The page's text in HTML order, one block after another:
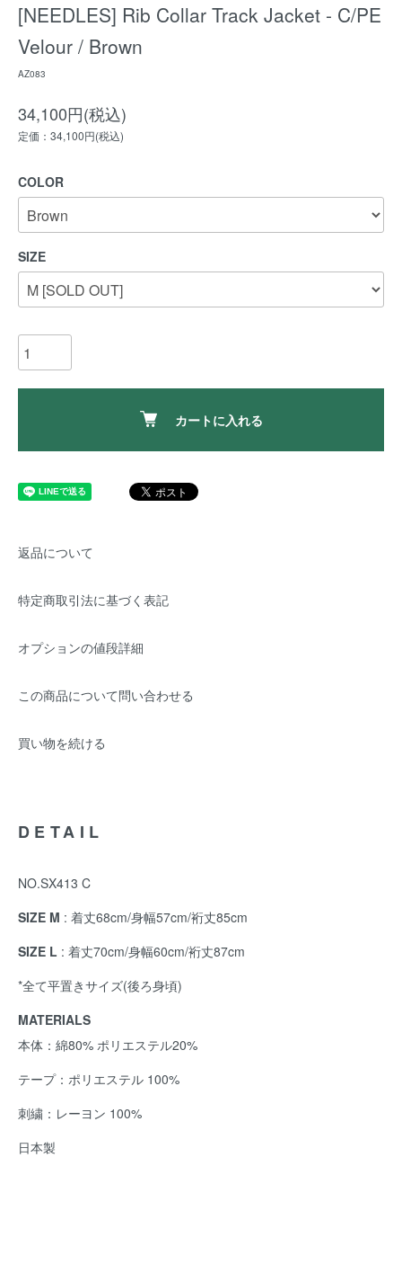
[NEEDLES] Rib Collar Track Jacket - C/PE
Velour / Brown
AZ083
34,100円(税込)
定価：34,100円(税込)
COLOR
SIZE
カートに入れる
返品について
特定商取引法に基づく表記
オプションの値段詳細
この商品について問い合わせる
買い物を続ける
DETAIL
NO.SX413 C
SIZE M : 着丈68cm/身幅57cm/裄丈85cm
SIZE L : 着丈70cm/身幅60cm/裄丈87cm
*全て平置きサイズ(後ろ身頃)
MATERIALS
本体：綿80% ポリエステル20%
テープ：ポリエステル 100%
刺繍：レーヨン 100%
日本製